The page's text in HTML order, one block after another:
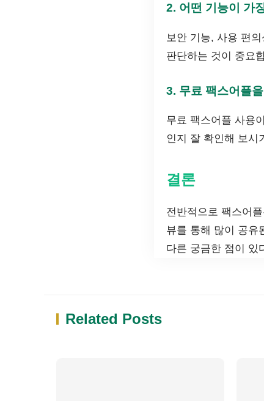
2. 어떤 기능이 가
보안 기능, 사용 편
판단하는 것이 중요
3. 무료 팩스어플
무료 팩스어플 사용
인지 잘 확인해 보시
결론
전반적으로 팩스어
뷰를 통해 많이 공유
다른 궁금한 점이 있
Related Posts